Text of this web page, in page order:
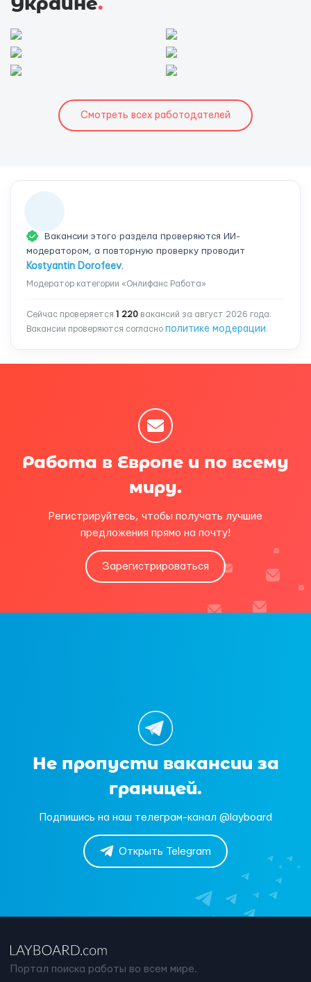
Смотреть всех работодателей
Вакансии этого раздела проверяются ИИ-
модератором, а повторную проверку проводит
Kostyantin Dorofeev.
Модератор категории «Онлифанс Работа»
Сейчас проверяется 1 220 вакансий за август 2026 года.
Вакансии проверяются согласно политике модерации.
Работа в Европе и по всему
миру.
Регистрируйтесь, чтобы получать лучшие
предложения прямо на почту!
Зарегистрироваться
Не пропусти вакансии за
границей.
Подпишись на наш телеграм-канал @layboard
Открыть Telegram
Портал поиска работы во всем мире.